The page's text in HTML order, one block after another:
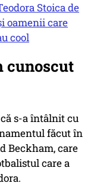
Stoica de
oamenii care
cool
cunoscut
s-a întâlnit cu
făcut în
Beckham, care
care a